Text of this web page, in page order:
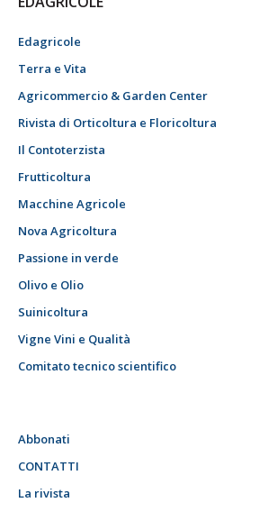
Edagricole
Terra e Vita
Agricommercio & Garden Center
Rivista di Orticoltura e Floricoltura
Il Contoterzista
Frutticoltura
Macchine Agricole
Nova Agricoltura
Passione in verde
Olivo e Olio
Suinicoltura
Vigne Vini e Qualità
Comitato tecnico scientifico
Abbonati
CONTATTI
La rivista